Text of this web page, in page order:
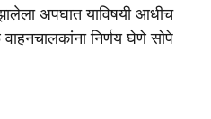
अपघात याविषयी आधीच
निर्णय घेणे सोपे